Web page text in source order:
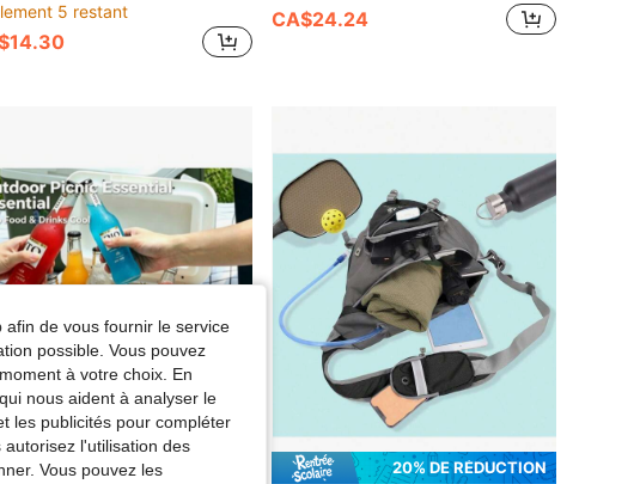
5 restant
CA$24.24
20% DE RÉDUCTION
afin de vous fournir le service
possible. Vous pouvez
à votre choix. En
nous aident à analyser le
les publicités pour compléter
l'utilisation des
Vous pouvez les